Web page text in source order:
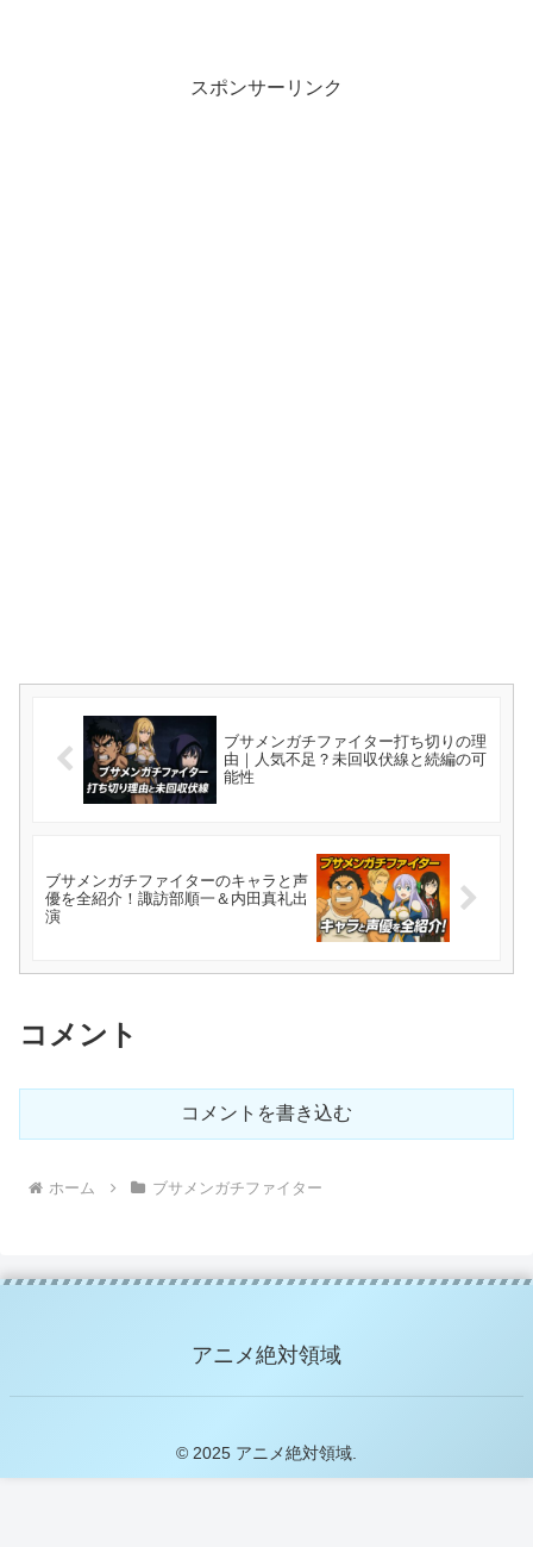
スポンサーリンク
ブサメンガチファイター打ち切りの理
由｜人気不足？未回収伏線と続編の可
能性
ブサメンガチファイターのキャラと声
優を全紹介！諏訪部順一＆内田真礼出
演
コメント
コメントを書き込む
ホーム ブサメンガチファイター
アニメ絶対領域
© 2025 アニメ絶対領域.